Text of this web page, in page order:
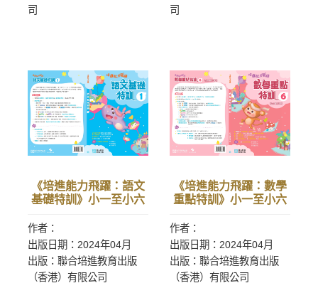
司
司
《培進能力飛躍：語文
基礎特訓》小一至小六
作者：
出版日期：2024年04月
出版：聯合培進教育出版
（香港）有限公司
《培進能力飛躍：數學
重點特訓》小一至小六
作者：
出版日期：2024年04月
出版：聯合培進教育出版
（香港）有限公司